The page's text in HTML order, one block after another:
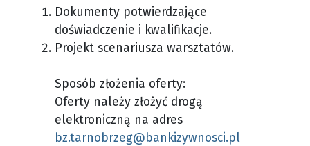
Dokumenty potwierdzające
doświadczenie i kwalifikacje.
Projekt scenariusza warsztatów.
Sposób złożenia oferty:
Oferty należy złożyć drogą
elektroniczną na adres
bz.tarnobrzeg@bankizywnosci.pl